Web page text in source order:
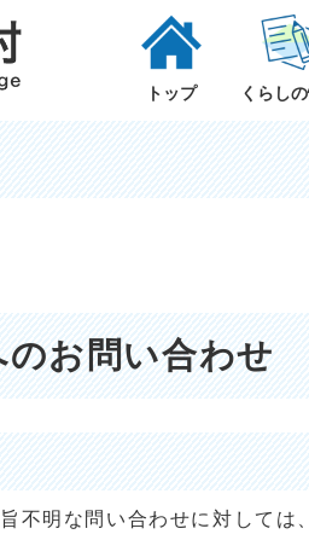
トップ くらし
のお問い合わせ
不明な問い合わせに対しては